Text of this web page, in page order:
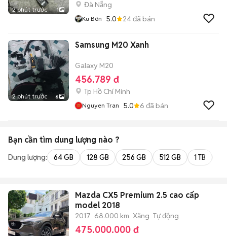
2 phút trước 1
Đà Nẵng
Ku Bôn 5.0 24đã bán
2 phút trước 6
Samsung M20 Xanh
Galaxy M20
456.789 đ
Tp Hồ Chí Minh
Nguyen Tran 5.0 6 đã bán
Bạn cần tìm dung lượng nào ?
Dung lượng: 64 GB 128 GB 256 GB 512 GB 1 TB
Mazda CX5 Premium 2.5 cao cấp
model 2018
2017 68.000 km Xăng Tự động
475.000.000 đ